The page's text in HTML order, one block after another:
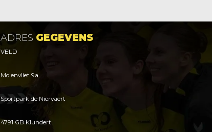
ADRES GEGEVENS
VELD
Molenvliet 9a
Sportpark de Niervaert
4791 GB Klundert